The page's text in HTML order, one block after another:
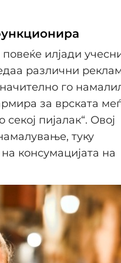
илјади
различни
го
за врската
пијалак“. Овој
туку
консумацијата на